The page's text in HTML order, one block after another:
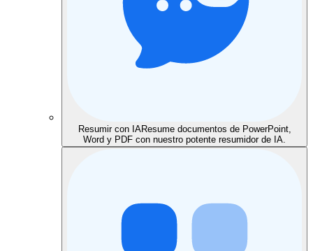
Resumir con IAResume documentos de PowerPoint,
Word y PDF con nuestro potente resumidor de IA.